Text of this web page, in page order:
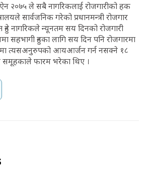
२०७५ ले सबै नागरिकलाई रोजगारीको हक
सार्वजनिक गरेको प्रधानमन्त्री रोजगार
हुने नागरिकले न्यूनतम सय दिनको रोजगारी
सहभागी हुनका लागि सय दिन पनि रोजगारमा
त्यसअनुरुपको आयआर्जन गर्न नसक्ने १८
समूहकाले फारम भरेका थिए ।